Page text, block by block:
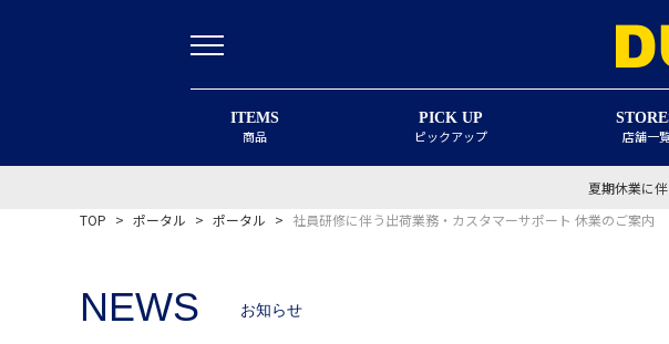
ITEMS
商品
PICK UP
ピックアップ 店舗一
夏期休業に
TOP > ポータル > ポータル > 社員研修に伴う出荷業務・カスタマーサポート 休業のご案内
NEWS お知らせ